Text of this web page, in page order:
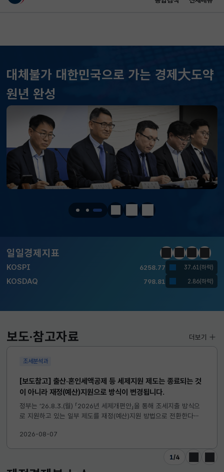
대체불가 대한민국으로 가는 경제大도약
원년 완성
정지 이전 다음
일일경제지표
KOSPI 6258.77 37.61(하락)
KOSDAQ
국고채(3년) 3.746 0.004(상승)
달러-원 1410.6000 13.2000(하락)
KOSPI 6258.77 37.61(하락)
KOSDAQ 798.81 2.86(하락)
KOSPI 6258.77 37.61(하락)
KOSDAQ 798.81 2.86(하락)
국고채(3년)
정지이전다음일일경
보도·참고자료
조세분석과
[보도참고] 출산·혼인세액공제 등 세제지원 제도는 종료되는 것
이 아니라 재정(예산)지원으로 방식이 변경됩니다.
정부는 ’26.8.3.(월) 「2026년 세제개편안」을 통해 조세지출 방식으
로 지원하고 있는 일부 제도를 재정(예산)지원 방법으로 전환한다고
2026-08-07
1/4
이전 다음
더보기